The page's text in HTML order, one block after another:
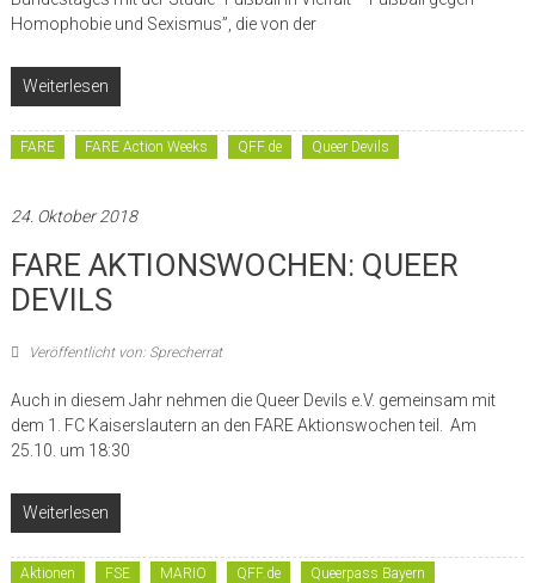
Homophobie und Sexismus”, die von der
Weiterlesen
FARE FARE Action Weeks QFF.de Queer Devils
24. Oktober 2018
FARE AKTIONSWOCHEN: QUEER
DEVILS
Veröffentlicht von: Sprecherrat
Auch in diesem Jahr nehmen die Queer Devils e.V. gemeinsam mit
dem 1. FC Kaiserslautern an den FARE Aktionswochen teil. Am
25.10. um 18:30
Weiterlesen
Aktionen FSE MARIO QFF.de Queerpass Bayern